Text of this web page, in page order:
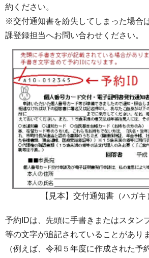
約ください。
※交付通知書を紛失してしまった場合
課登録担当へお問い合わせください。
【見本】交付通知書（ハガ
予約IDは、先頭に手書きまたはスタン
等の文字が追記されていることがあり
（例えば、令和５年度に作成された予